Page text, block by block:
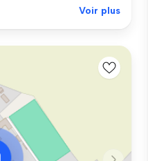
Voir plus